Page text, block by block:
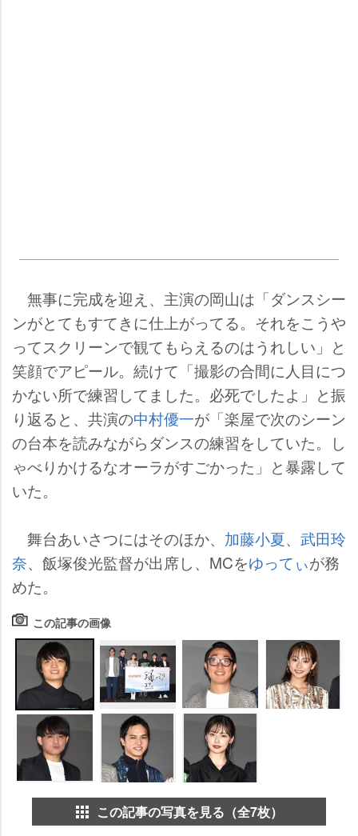
無事に完成を迎え、主演の岡山は「ダンスシー
ンがとてもすてきに仕上がってる。それをこう
ってスクリーンで観てもらえるのはうれしい」と
笑顔でアピール。続けて「撮影の合間に人目につ
かない所で練習してました。必死でしたよ」と振
り返ると、共演の中村優一が「楽屋で次のシーン
の台本を読みながらダンスの練習をしていた。し
ゃべりかけるなオーラがすごかった」と暴露して
いた。
舞台あいさつにはそのほか、 加藤小夏、 武田玲
奈、飯塚俊光監督が出席し、MCをゆってぃが務
めた。
この記事の画像
この記事の写真を見る（全7枚）